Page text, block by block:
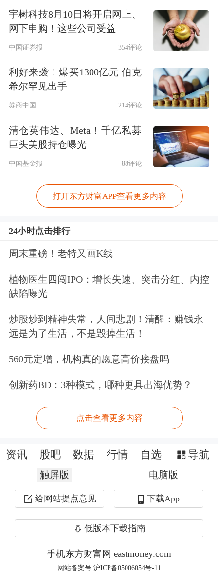
特朗普说，这一海峡是国际水域，应对
所有人开放，不归任何人管辖。他表
示，美方将维护海峡秩序，但“不会有
人控制它，这也是我们（与伊朗）谈判
的一部分”。特朗普还说，阿曼也会像
其他国家一样遵守规则，并称“如果他
们不守规矩，我们就只能把他们炸飞。
他们很清楚这一点，所以会安分守
据伊朗媒体当天早些时候报道，伊朗最
相关问题达成一致。伊朗与阿曼目前正
就船只通过霍尔木兹海峡的新机制进行
磋商，伊美之间的间接接触也仍在继
续。
岸。
特朗普：伊朗试图拖时间，但不会成功
要么达成协议，要么继续打
美国总统特朗普27日在白宫举行的内阁
会议上称，美国与伊朗的协议必须“完
成，可能取决于更多中东国家加入“亚
伯拉罕协议”。
宇树科技8月10日将开启网上、
网下申购！这些公司受益
中国证券报 354评论
利好来袭！爆买1300亿元 伯克
希尔罕见出手
券商中国 214评论
清仓英伟达、Meta！千亿私募
巨头美股持仓曝光
中国基金报 88评论
打开东方财富APP查看更多内容
24小时点击排行
周末重磅！老特又画K线
植物医生四闯IPO：增长失速、突击分红、内控
缺陷曝光
炒股炒到精神失常，人间悲剧！清醒：赚钱永
远是为了生活，不是毁掉生活！
560元定增，机构真的愿意高价接盘吗
创新药BD：3种模式，哪种更具出海优势？
点击查看更多内容
资讯 股吧 数据 行情 自选 导航
触屏版 电脑版
给网站提点意见 下载App
低版本下载指南
手机东方财富网 eastmoney.com
网站备案号:沪ICP备05006054号-11